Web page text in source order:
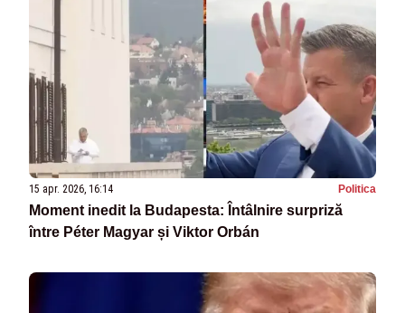
15 apr. 2026, 16:14 Politica
Moment inedit la Budapesta: Întâlnire surpriză
între Péter Magyar și Viktor Orbán